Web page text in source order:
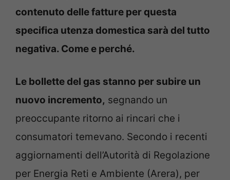
contenuto delle fatture per questa
specifica utenza domestica sarà del tutto
negativa. Come e perché.
Le bollette del gas stanno per subire un
nuovo incremento, segnando un
preoccupante ritorno ai rincari che i
consumatori temevano. Secondo i recenti
aggiornamenti dell’Autorità di Regolazione
per Energia Reti e Ambiente (Arera), per